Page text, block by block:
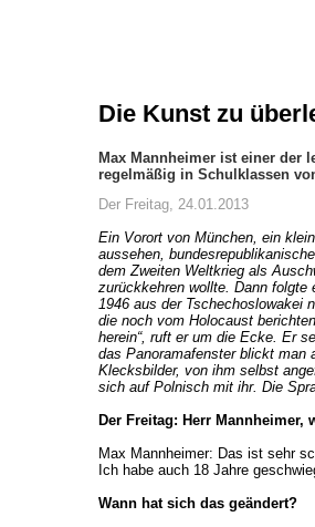
Die Kunst zu
Max Mannheimer ist einer der
regelmäßig in Schulklassen
Der Freitag, 24.01.2013
Ein Vorort von München, ein
aussehen,
dem Zweiten Weltkrieg als
zurückkehren wollte. Dann folgte
1946 aus der Tschechoslowakei
die noch vom Holocaust
herein“, ruft er um die Ecke. Er
das Panoramafenster blickt man
Klecksbilder, von ihm selbst
sich auf Polnisch mit ihr. Die
Der Freitag: Herr
Max Mannheimer: Das ist sehr
Ich habe auch 18 Jahre
Wann hat sich das geändert?